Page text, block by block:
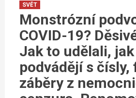
SVĚT
Monstrózní
COVID-19?
Jak to udělali, jak
podvádějí s čísly,
záběry z